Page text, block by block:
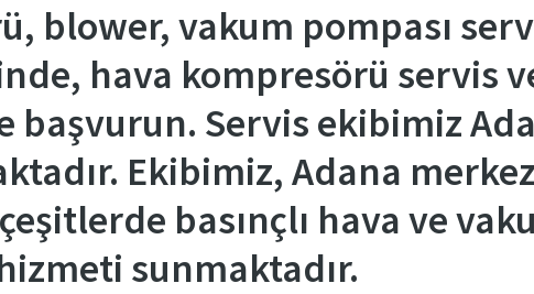
blower, vakum pompası
hava kompresörü servis
başvurun. Servis ekibimiz
Ekibimiz, Adana
basınçlı hava ve
sunmaktadır.